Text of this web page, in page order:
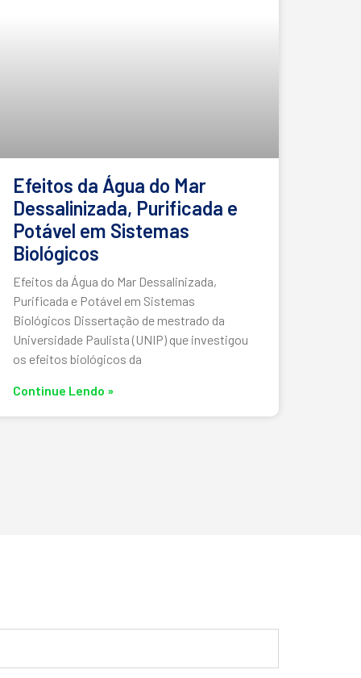
Efeitos da Água do Mar
Dessalinizada, Purificada e
Potável em Sistemas
Biológicos
Efeitos da Água do Mar Dessalinizada,
Purificada e Potável em Sistemas
Biológicos Dissertação de mestrado da
Universidade Paulista (UNIP) que investigou
os efeitos biológicos da
Continue Lendo »